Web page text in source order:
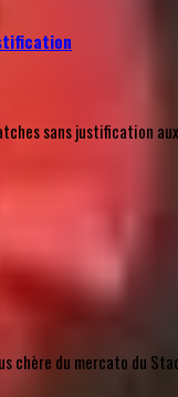
sans justification
chère du mercato du